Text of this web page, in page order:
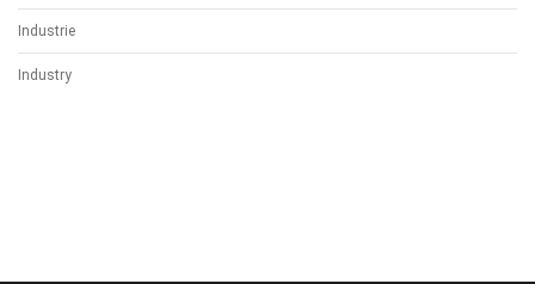
Industrie
Industry